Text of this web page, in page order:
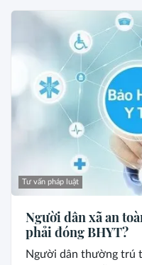
Tư vấn pháp luật
Người dân xã an
phải đóng BHYT?
Người dân thường trú